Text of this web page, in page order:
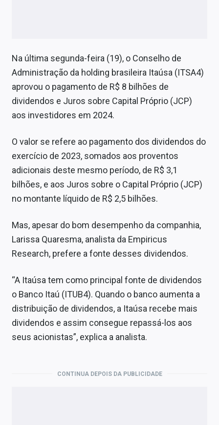
Na última segunda-feira (19), o Conselho de
Administração da holding brasileira Itaúsa (ITSA4)
aprovou o pagamento de R$ 8 bilhões de
dividendos e Juros sobre Capital Próprio (JCP)
aos investidores em 2024.
O valor se refere ao pagamento dos dividendos do
exercício de 2023, somados aos proventos
adicionais deste mesmo período, de R$ 3,1
bilhões, e aos Juros sobre o Capital Próprio (JCP)
no montante líquido de R$ 2,5 bilhões.
Mas, apesar do bom desempenho da companhia,
Larissa Quaresma, analista da Empiricus
Research, prefere a fonte desses dividendos.
“A Itaúsa tem como principal fonte de dividendos
o Banco Itaú (ITUB4). Quando o banco aumenta a
distribuição de dividendos, a Itaúsa recebe mais
dividendos e assim consegue repassá-los aos
seus acionistas”, explica a analista.
CONTINUA DEPOIS DA PUBLICIDADE